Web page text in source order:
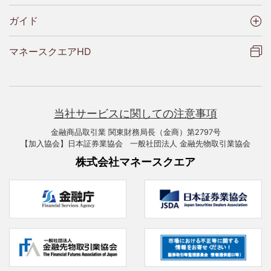
ガイド
マネースクエアHD
当社サービスに関しての注意事項
金融商品取引業 関東財務局長（金商）第2797号
【加入協会】日本証券業協会 一般社団法人 金融先物取引業協会
株式会社マネースクエア